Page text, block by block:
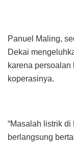
Panuel Maling,
Dekai
karena persoalan
koperasinya.
“Masalah listrik
berlangsung